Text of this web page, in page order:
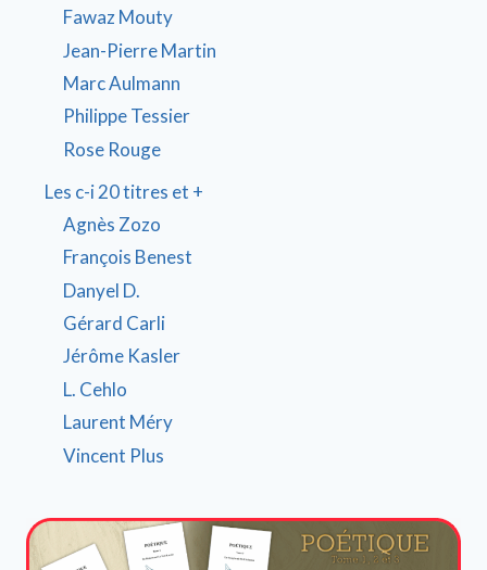
Fawaz Mouty
Jean-Pierre Martin
Marc Aulmann
Philippe Tessier
Rose Rouge
Les c-i 20 titres et +
Agnès Zozo
François Benest
Danyel D.
Gérard Carli
Jérôme Kasler
L. Cehlo
Laurent Méry
Vincent Plus